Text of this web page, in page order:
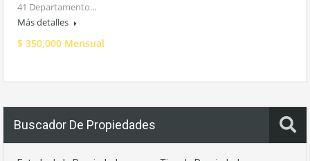
41 Departamento…
Más detalles
$ 350,000 Mensual
Buscador De Propiedades